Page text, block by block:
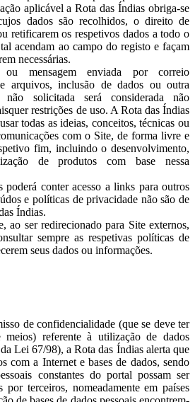
aplicável a Rota das Índias obriga-se
dados são recolhidos, o direito de
retificarem os respetivos dados a todo o
acendam ao campo do registo e façam
necessárias.
ou mensagem enviada por correio
arquivos, inclusão de dados ou outra
solicitada será considerada não
restrições de uso. A Rota das Índias
todas as ideias, conceitos, técnicas ou
com o Site, de forma livre e
fim, incluindo o desenvolvimento,
de produtos com base nessa
conter acesso a links para outros
e políticas de privacidade não são de
Índias.
ao ser redirecionado para Site externos,
sempre as respetivas políticas de
seus dados ou informações.
de confidencialidade (que se deve ter
referente à utilização de dados
da Lei 67/98), a Rota das Índias alerta que
com a Internet e bases de dados, sendo
constantes do portal possam ser
por terceiros, nomeadamente em países